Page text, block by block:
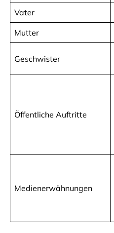
Vater
Mutter
Geschwister
Öffentliche Auftritte
Medienerwähnungen